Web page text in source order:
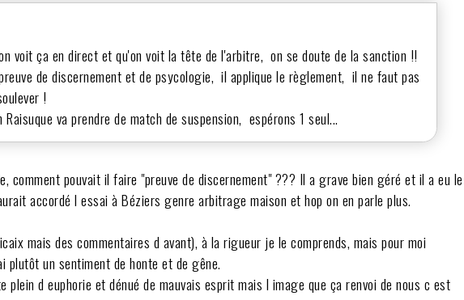
voit ça en direct et qu'on voit la tête de l'arbitre, on se doute de la sanction !!
de discernement et de psycologie, il applique le règlement, il ne faut pas
!
va prendre de match de suspension, espérons 1 seul...
comment pouvait il faire "preuve de discernement" ??? Il a grave bien géré et il a eu le
accordé l essai à Béziers genre arbitrage maison et hop on en parle plus.
mais des commentaires d avant), à la rigueur je le comprends, mais pour moi
un sentiment de honte et de gêne.
d euphorie et dénué de mauvais esprit mais l image que ça renvoi de nous c est